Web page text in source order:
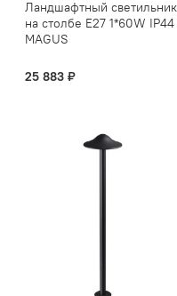
Ландшафтный светильник
на столбе E27 1*60W IP44
MAGUS
25 883 ₽